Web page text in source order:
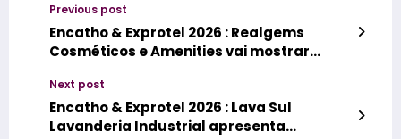
Previous post
Encatho & Exprotel 2026 : Realgems
Cosméticos e Amenities vai mostrar
sofisticação
Next post
Encatho & Exprotel 2026 : Lava Sul
Lavanderia Industrial apresenta